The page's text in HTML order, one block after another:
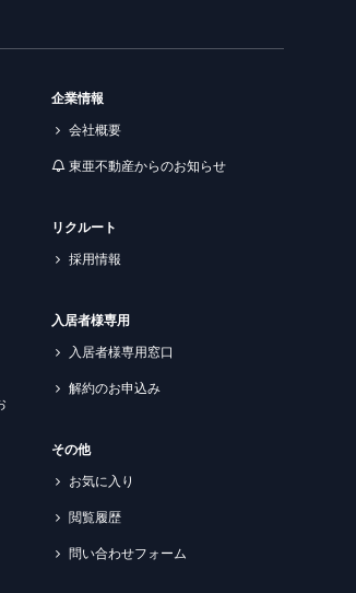
企業情報
会社概要
東亜不動産からのお知らせ
リクルート
採用情報
入居者様専用
入居者様専用窓口
解約のお申込み
その他
お気に入り
閲覧履歴
問い合わせフォーム